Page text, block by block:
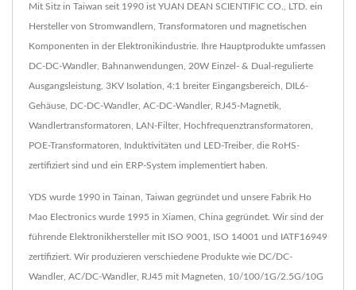
Mit Sitz in Taiwan seit 1990 ist YUAN DEAN SCIENTIFIC CO., LTD. ein
Hersteller von Stromwandlern, Transformatoren und magnetischen
Komponenten in der Elektronikindustrie. Ihre Hauptprodukte umfassen
DC-DC-Wandler, Bahnanwendungen, 20W Einzel- & Dual-regulierte
Ausgangsleistung, 3KV Isolation, 4:1 breiter Eingangsbereich, DIL6-
Gehäuse, DC-DC-Wandler, AC-DC-Wandler, RJ45-Magnetik,
Wandlertransformatoren, LAN-Filter, Hochfrequenztransformatoren,
POE-Transformatoren, Induktivitäten und LED-Treiber, die RoHS-
zertifiziert sind und ein ERP-System implementiert haben.
YDS wurde 1990 in Tainan, Taiwan gegründet und unsere Fabrik Ho
Mao Electronics wurde 1995 in Xiamen, China gegründet. Wir sind der
führende Elektronikhersteller mit ISO 9001, ISO 14001 und IATF16949
zertifiziert. Wir produzieren verschiedene Produkte wie DC/DC-
Wandler, AC/DC-Wandler, RJ45 mit Magneten, 10/100/1G/2.5G/10G